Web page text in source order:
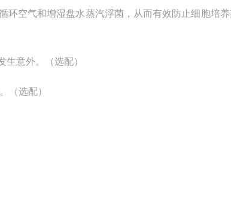
环空气和增湿盘水蒸汽浮菌，从而有效防止细胞培
意外。（选配）
（选配）